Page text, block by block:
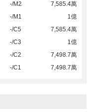
-/M2
7,585.4萬
-/M1
1億
-/C5
7,585.4萬
-/C3
1億
-/C2
7,498.7萬
-/C1 7,498.7萬